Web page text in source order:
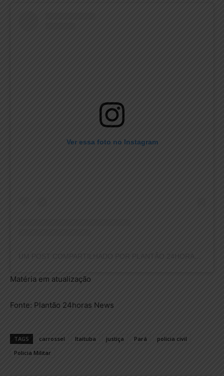
Ver essa foto no Instagram
UM POST COMPARTILHADO POR PLANTÃO 24HORAS NEWS (@PLANTAO24HORASNEWS)
Matéria em atualização
Fonte: Plantão 24horas News
TAGS carrossel Itaituba justiça Pará
policia civil
Policia Militar